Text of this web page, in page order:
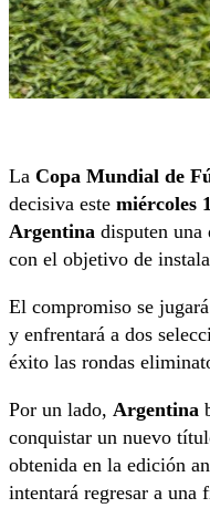
La Copa Mundial de
decisiva este miércoles
Argentina disputen una
con el objetivo de
El compromiso se
y enfrentará a dos
éxito las rondas
Por un lado, Argentina
conquistar un nuevo
obtenida en la edición
intentará regresar a una